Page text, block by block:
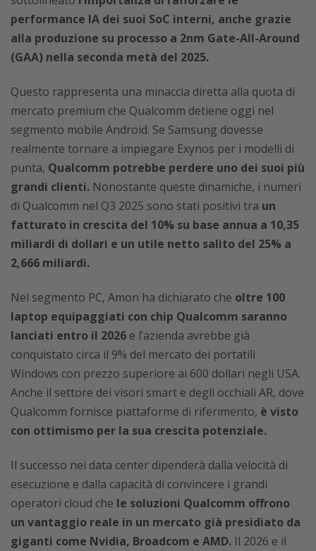
performance IA dei suoi SoC interni, anche grazie
alla produzione su processo a 2nm Gate-All-Around
(GAA) nella seconda metà del 2025.
Questo rappresenta una minaccia diretta alla quota di
mercato premium che Qualcomm detiene oggi nel
segmento mobile Android. Se Samsung dovesse
realmente tornare a impiegare Exynos per i modelli di
punta, Qualcomm potrebbe perdere uno dei suoi più
grandi clienti. Nonostante queste dinamiche, i numeri
di Qualcomm nel Q3 2025 sono stati positivi tra un
fatturato in crescita del 10% su base annua a 10,35
miliardi di dollari e un utile netto salito del 25% a
2,666 miliardi.
Nel segmento PC, Amon ha dichiarato che oltre 100
laptop equipaggiati con chip Qualcomm saranno
lanciati entro il 2026 e l’azienda avrebbe già
conquistato circa il 9% del mercato dei portatili
Windows con prezzo superiore ai 600 dollari negli USA.
Anche il settore dei visori smart e degli occhiali AR, dove
Qualcomm fornisce piattaforme di riferimento, è visto
con ottimismo per la sua crescita potenziale.
Il successo nei data center dipenderà dalla velocità di
esecuzione e dalla capacità di convincere i grandi
operatori cloud che le soluzioni Qualcomm offrono
un vantaggio reale in un mercato già presidiato da
giganti come Nvidia, Broadcom e AMD. Il 2026 e il